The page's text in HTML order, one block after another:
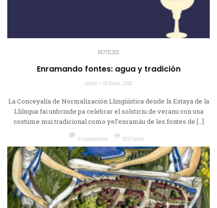
NOTICIES
Enramando fontes: agua y tradición
almin 19 Xunu, 2026
La Conceyalía de Normalización Llingüística dende la Estaya de la
Llilngua fai unbrinde pa celebrar el solsticiu de veranu con una
costume mui tradicional como yel’enramáu de les fontes de […]
0 Comentarios
visibility
153 Views